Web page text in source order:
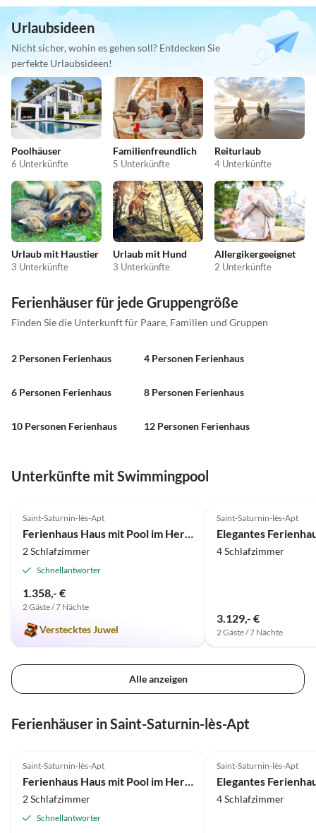
Urlaubsideen
Nicht sicher, wohin es gehen soll? Entdecken Sie
perfekte Urlaubsideen!
Poolhäuser
6 Unterkünfte
Familienfreundlich
5 Unterkünfte
Reiturlaub
4 Unterkünfte
Urlaub mit Haustier
3 Unterkünfte
Urlaub mit Hund
3 Unterkünfte
Allergikergeeignet
2 Unterkünfte
Ferienhäuser für jede Gruppengröße
Finden Sie die Unterkunft für Paare, Familien und Gruppen
2 Personen Ferienhaus 4 Personen Ferienhaus
6 Personen Ferienhaus 8 Personen Ferienhaus
10 Personen Ferienhaus 12 Personen Ferienhaus
Unterkünfte mit Swimmingpool
Saint-Saturnin-lès-Apt
Ferienhaus Haus mit Pool im Herzen des Luberon - 415 SAT
2 Schlafzimmer
Schnellantworter
1.358,- €
2 Gäste / 7 Nächte
Verstecktes Juwel
Saint-Saturnin-lès-Apt
4 Schlafzimmer
3.129,- €
2 Gäste / 7 Nächte
Alle anzeigen
Ferienhäuser in Saint-Saturnin-lès-Apt
Saint-Saturnin-lès-Apt
Ferienhaus Haus mit Pool im Herzen des Luberon - 415 SAT
2 Schlafzimmer
Schnellantworter
Saint-Saturnin-lès-Apt
4 Schlafzimmer